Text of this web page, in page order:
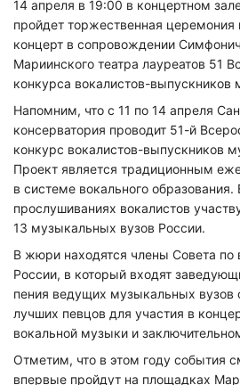
14 апреля в 19:00 в концертном
пройдет торжественная церемония
концерт в сопровождении
Мариинского театра лауреатов 51
конкурса вокалистов-выпускников
Напомним, что с 11 по 14 апреля
консерватория проводит 51-й
конкурс вокалистов-выпускников
Проект является традиционным
в системе вокального
прослушиваниях вокалистов
13 музыкальных вузов России.
В жюри находятся члены Совета по
России, в который входят
пения ведущих музыкальных вузов
лучших певцов для участия в
вокальной музыки и
Отметим, что в этом году события
впервые пройдут на площадках